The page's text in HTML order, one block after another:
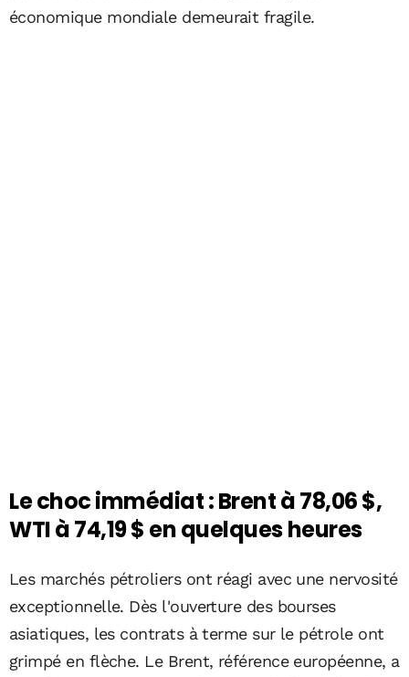
économique mondiale demeurait fragile.
Le choc immédiat : Brent à 78,06 $,
WTI à 74,19 $ en quelques heures
Les marchés pétroliers ont réagi avec une nervosité
exceptionnelle. Dès l'ouverture des bourses
asiatiques, les contrats à terme sur le pétrole ont
grimpé en flèche. Le Brent, référence européenne, a